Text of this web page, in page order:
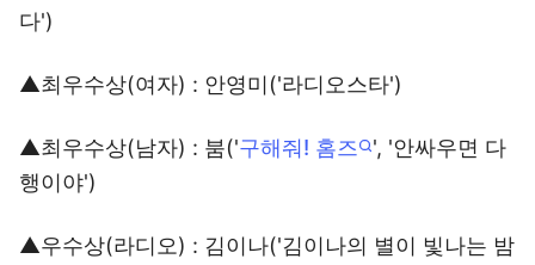
다')
▲최우수상(여자) : 안영미('라디오스타')
▲최우수상(남자) : 붐('구해줘! 홈즈
', '안싸우면 다
행이야')
▲우수상(라디오) : 김이나('김이나의 별이 빛나는 밤